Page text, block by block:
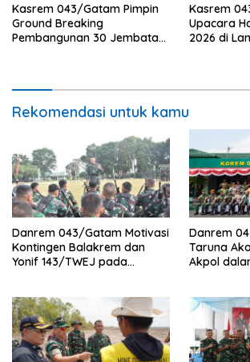
Kasrem 043/Gatam Pimpin
Ground Breaking
Pembangunan 30 Jembatan
Kasrem
Upacara
2026 di
Rekomendasi untuk kamu
Danrem 043/Gatam Motivasi
Kontingen Balakrem dan
Yonif 143/TWEJ pada
Danrem
Taruna
Akpol